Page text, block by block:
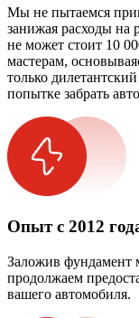
Мы не пытаемся
занижая расходы на
не может стоит 10
мастерам,
только
попытке забрать
Опыт с 2012
Заложив фундамент
продолжаем
вашего автомобиля.